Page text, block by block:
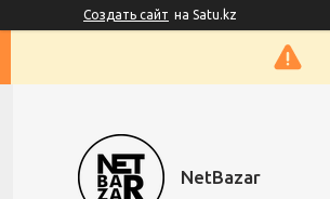
Создать сайт на Satu.kz
NetBazar